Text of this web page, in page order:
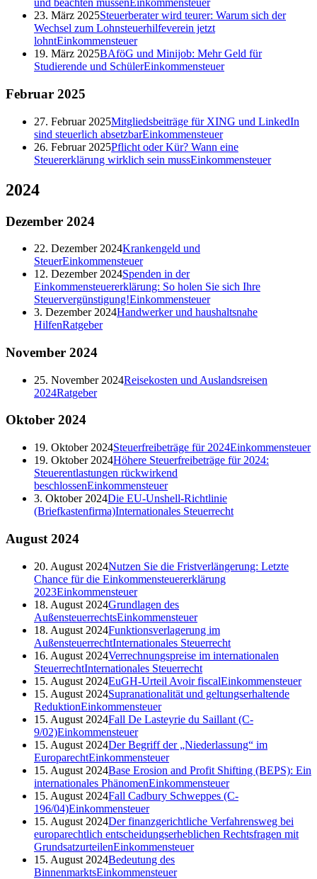
und beachten müssen Einkommensteuer
23. März 2025Steuerberater wird teurer: Warum sich der
Wechsel zum Lohnsteuerhilfeverein jetzt
lohntEinkommensteuer
19. März 2025BAföG und Minijob: Mehr Geld für
Studierende und SchülerEinkommensteuer
Februar 2025
27. Februar 2025Mitgliedsbeiträge für XING und LinkedIn
sind steuerlich absetzbarEinkommensteuer
26. Februar 2025Pflicht oder Kür? Wann eine
Steuererklärung wirklich sein mussEinkommensteuer
2024
Dezember 2024
22. Dezember 2024Krankengeld und
SteuerEinkommensteuer
12. Dezember 2024Spenden in der
Einkommensteuererklärung: So holen Sie sich Ihre
Steuervergünstigung!Einkommensteuer
3. Dezember 2024Handwerker und haushaltsnahe
HilfenRatgeber
November 2024
25. November 2024Reisekosten und Auslandsreisen
2024Ratgeber
Oktober 2024
19. Oktober 2024Steuerfreibeträge für 2024Einkommensteuer
19. Oktober 2024Höhere Steuerfreibeträge für 2024:
Steuerentlastungen rückwirkend
beschlossenEinkommensteuer
3. Oktober 2024Die EU-Unshell-Richtlinie
(Briefkastenfirma)Internationales Steuerrecht
August 2024
20. August 2024Nutzen Sie die Fristverlängerung: Letzte
Chance für die Einkommensteuererklärung
2023Einkommensteuer
18. August 2024Grundlagen des
AußensteuerrechtsEinkommensteuer
18. August 2024Funktionsverlagerung im
AußensteuerrechtInternationales Steuerrecht
16. August 2024Verrechnungspreise im internationalen
SteuerrechtInternationales Steuerrecht
15. August 2024EuGH-Urteil Avoir fiscalEinkommensteuer
15. August 2024Supranationalität und geltungserhaltende
ReduktionEinkommensteuer
15. August 2024Fall De Lasteyrie du Saillant (C-
9/02)Einkommensteuer
15. August 2024Der Begriff der „Niederlassung“ im
EuroparechtEinkommensteuer
15. August 2024Base Erosion and Profit Shifting (BEPS): Ein
internationales PhänomenEinkommensteuer
15. August 2024Fall Cadbury Schweppes (C-
196/04)Einkommensteuer
15. August 2024Der finanzgerichtliche Verfahrensweg bei
europarechtlich entscheidungserheblichen Rechtsfragen mit
GrundsatzurteilenEinkommensteuer
15. August 2024Bedeutung des
BinnenmarktsEinkommensteuer